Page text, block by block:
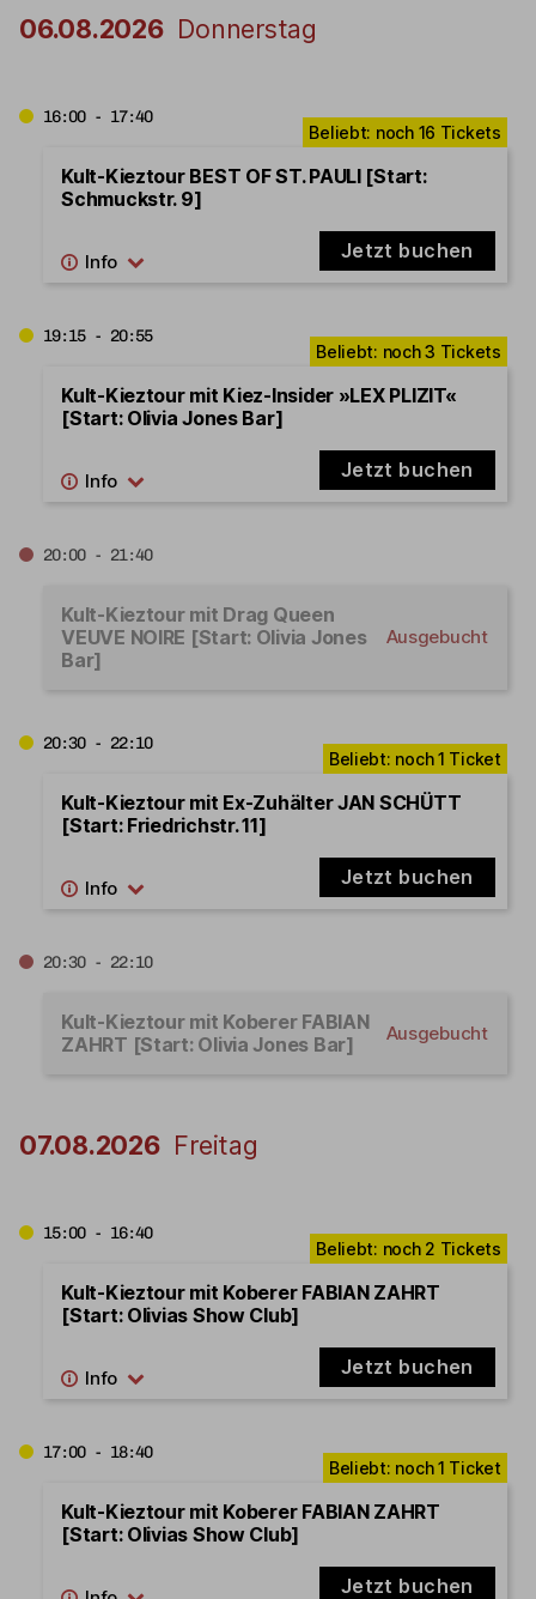
06.08.2026 Donnerstag
16:00 - 17:40
Kult-Kieztour BEST OF ST. PAULI [Start:
Schmuckstr. 9]
Jetzt buchen
19:15 - 20:55
Kult-Kieztour mit Kiez-Insider »LEX PLIZIT«
[Start: Olivia Jones Bar]
Jetzt buchen
20:00 - 21:40
Kult-Kieztour mit Drag Queen
VEUVE NOIRE [Start: Olivia Jones
Bar]
Ausgebucht
20:30 - 22:10
Kult-Kieztour mit Ex-Zuhälter JAN SCHÜTT
[Start: Friedrichstr. 11]
Jetzt buchen
20:30 - 22:10
Kult-Kieztour mit Koberer FABIAN
ZAHRT [Start: Olivia Jones Bar]
Ausgebucht
07.08.2026 Freitag
15:00 - 16:40
Kult-Kieztour mit Koberer FABIAN ZAHRT
[Start: Olivias Show Club]
Jetzt buchen
17:00 - 18:40
Kult-Kieztour mit Koberer FABIAN ZAHRT
[Start: Olivias Show Club]
Jetzt buchen